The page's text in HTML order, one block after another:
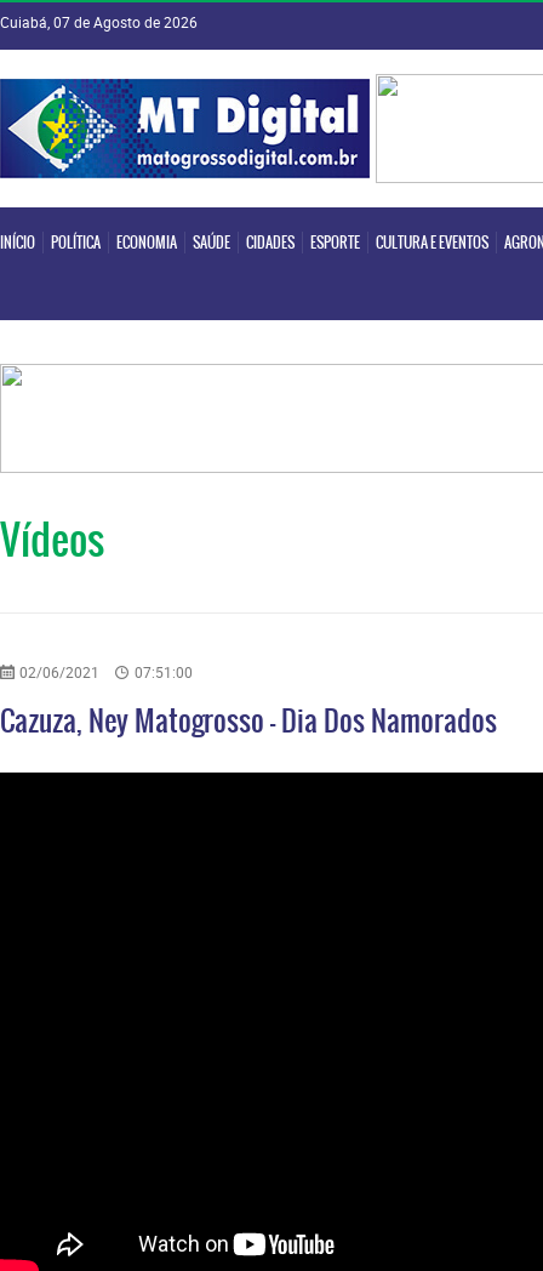
Cuiabá, 07 de Agosto de 2026
INÍCIO POLÍTICA ECONOMIA SAÚDE CIDADES ESPORTE CULTURA E EVENTOS
INÍCIO POLÍTICA ECONOMIA SAÚDE
Vídeos
02/06/2021 07:51:00
Cazuza, Ney Matogrosso - Dia Dos Namorados